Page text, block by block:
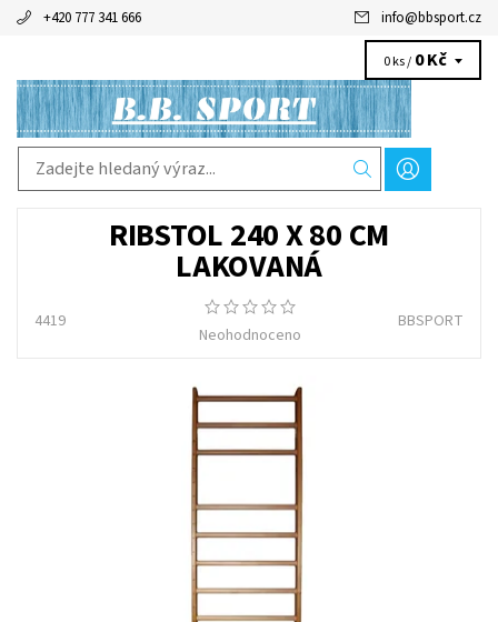
+420 777 341 666 info@bbsport.cz
0 ks / 0 Kč
RIBSTOL 240 X 80 CM
LAKOVANÁ
4419
Neohodnoceno
BBSPORT